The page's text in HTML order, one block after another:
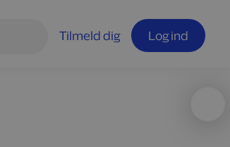
Tilmeld dig Log ind